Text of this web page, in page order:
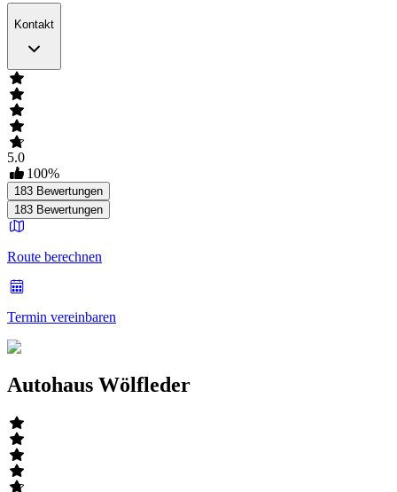
Kontakt
5.0
100%
183 Bewertungen
183 Bewertungen
Route berechnen
Termin vereinbaren
Autohaus Wölfleder